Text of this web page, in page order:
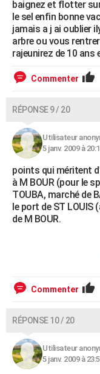
baignez et flotter
le sel enfin bonne
jamais a j ai oublier
arbre ou vous
rajeunirez de 10 ans
Commenter
RÉPONSE 9 / 20
Utilisateur
5 janv. 2009 à
points qui méritent
à M BOUR (pour le
TOUBA, marché de
le port de ST LOUIS
de M BOUR.
Commenter
RÉPONSE 10 / 20
Utilisateur
5 janv. 2009 à